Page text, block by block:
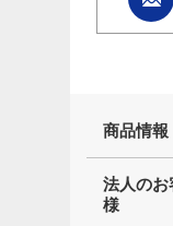
商品情報
法人のお
様